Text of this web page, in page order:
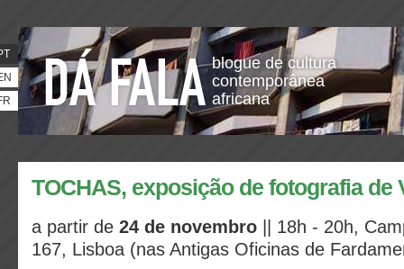
blogue de cultura
contemporânea
africana
TOCHAS, exposição de fotografia de
a partir de 24 de novembro || 18h - 20h,
167, Lisboa (nas Antigas Oficinas de